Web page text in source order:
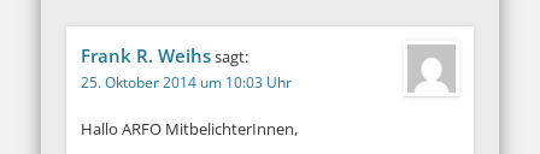
Frank R. Weihssagt:
25. Oktober 2014 um 10:03 Uhr
Hallo ARFO MitbelichterInnen,